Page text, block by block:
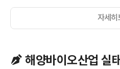
자세히
해양바이오산업 실